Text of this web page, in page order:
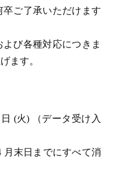
ご了承いただけます
び各種対応につきま
ます。
日 (火) （データ受け入
月末日までにすべて消